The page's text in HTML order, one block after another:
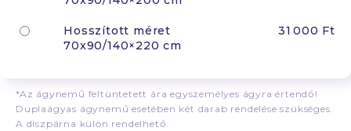
Hosszított méret
70x90/140×220 cm
31 000 Ft
*Az ágynemű feltüntetett ára egyszemélyes ágyra értendő!
Duplaágyas ágynemű esetében két darab rendelése szükséges.
A díszpárna külön rendelhető.